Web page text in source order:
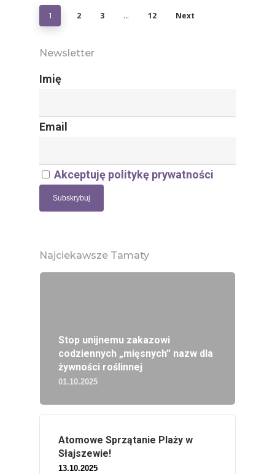
1 2 3 … 12 Next
Newsletter
Imię
Email
Akceptuję politykę prywatności
Najciekawsze Tamaty
Stop unijnemu zakazowi
codziennych „mięsnych” nazw dla
żywności roślinnej
01.10.2025
Atomowe Sprzątanie Plaży w
Słajszewie!
13.10.2025